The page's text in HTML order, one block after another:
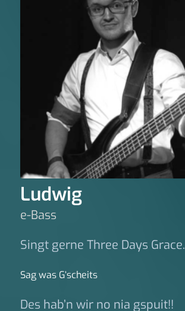
Ludwig
e-Bass
Singt gerne Three Days Grace.
Sag was G‘scheits
Des hab’n wir no nia gspuit!!